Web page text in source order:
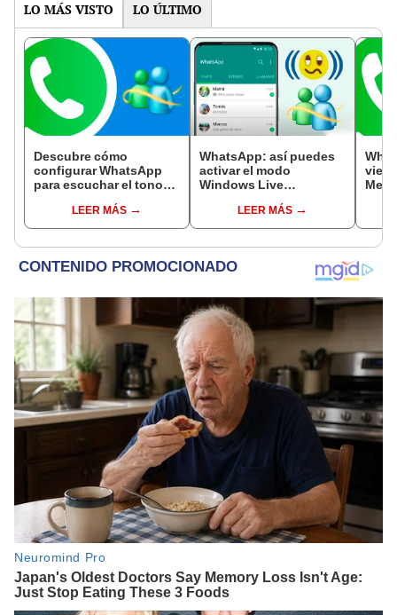
LO MÁS VISTO LO ÚLTIMO
Descubre cómo
configurar WhatsApp
para escuchar el tono
los mensaje que recibes
LEER MÁS
WhatsApp: así puedes
activar el modo
Windows Live
épocas de 'cabinero'
LEER MÁS
vieja